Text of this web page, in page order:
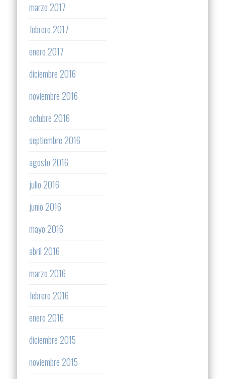
marzo 2017
febrero 2017
enero 2017
diciembre 2016
noviembre 2016
octubre 2016
septiembre 2016
agosto 2016
julio 2016
junio 2016
mayo 2016
abril 2016
marzo 2016
febrero 2016
enero 2016
diciembre 2015
noviembre 2015